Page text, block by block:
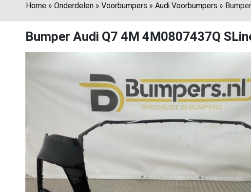
Home » Onderdelen » Voorbumpers » Audi Voorbumpers »
Bumper Audi Q7 4M 4M0807437Q